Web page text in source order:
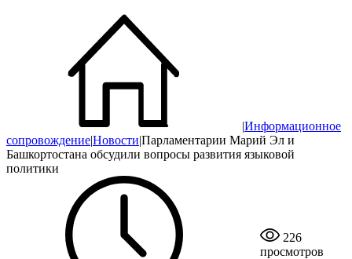
|Информационное
сопровождение|Новости|Парламентарии Марий Эл и
Башкортостана обсудили вопросы развития языковой
политики
226
просмотров